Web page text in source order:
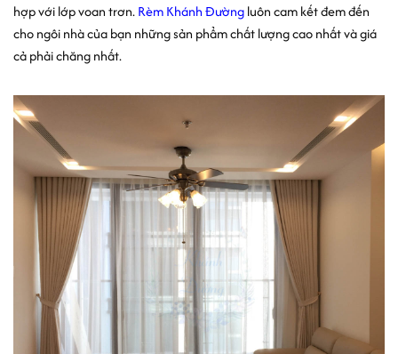
hợp với lớp voan trơn.Rèm Khánh Đườngluôn cam kết đem đến
cho ngôi nhà của bạn những sản phẩm chất lượng cao nhất và giá
cả phải chăng nhất.